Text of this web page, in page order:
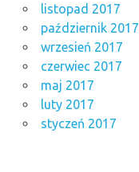
listopad 2017
październik 2017
wrzesień 2017
czerwiec 2017
maj 2017
luty 2017
styczeń 2017